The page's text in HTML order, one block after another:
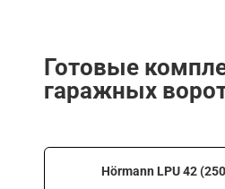
Готовые
гаражных
Hörmann LPU 42